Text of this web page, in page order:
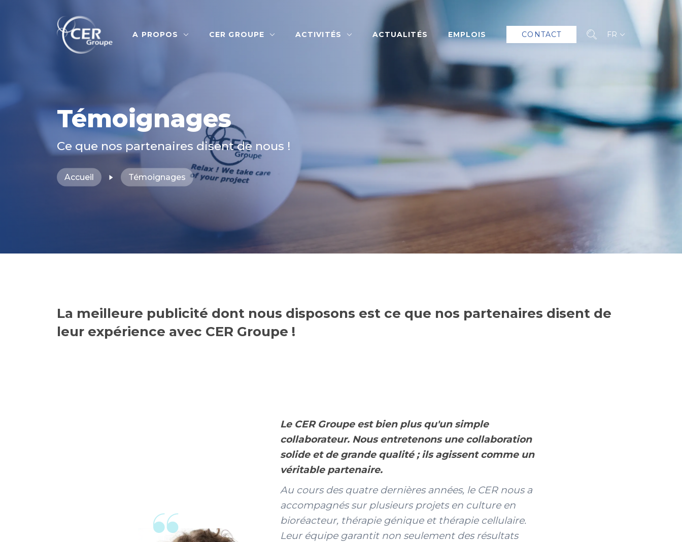
A PROPOS CER GROUPE ACTIVITÉS ACTUALITÉS EMPLOIS CONTACT FR
Témoignages
Ce que nos partenaires disent de nous !
Accueil Témoignages
La meilleure publicité dont nous disposons est ce que nos partenaires disent de
leur expérience avec CER Groupe !
Le CER Groupe est bien plus qu'un simple
collaborateur. Nous entretenons une collaboration
solide et de grande qualité ; ils agissent comme un
véritable partenaire.
Au cours des quatre dernières années, le CER nous a
accompagnés sur plusieurs projets en culture en
bioréacteur, thérapie génique et thérapie cellulaire.
Leur équipe garantit non seulement des résultats